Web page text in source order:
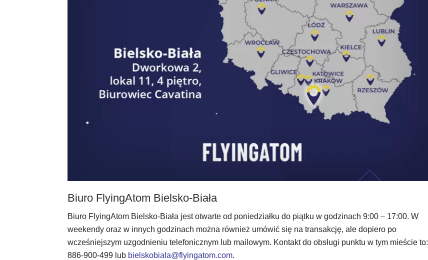
Biuro FlyingAtom Bielsko-Biała
Biuro FlyingAtom Bielsko-Biała jest otwarte od poniedziałku do piątku w godzinach 9:00 – 17:00. W
weekendy oraz w innych godzinach można również umówić się na transakcję, ale dopiero po
wcześniejszym uzgodnieniu telefonicznym lub mailowym. Kontakt do obsługi punktu w tym mieście to:
886-900-499 lub bielskobiala@flyingatom.com.